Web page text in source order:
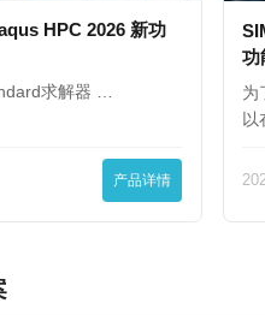
HPC 2026 新功
求解器 …
产品详情
功
为
以